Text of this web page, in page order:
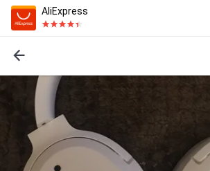
AliExpress